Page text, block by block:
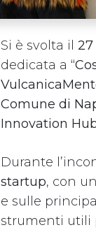
Si è svolta il
dedicata a
Comune di
Innovation
Durante
startup, con
e sulle
strumenti utili